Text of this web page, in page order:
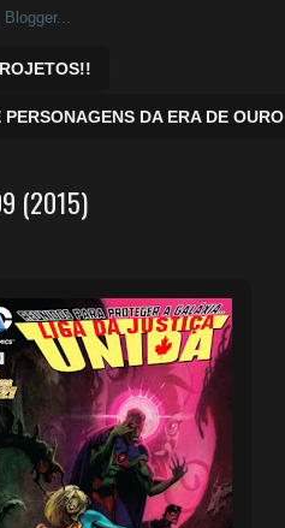
DA ERA DE OURO
(2015)